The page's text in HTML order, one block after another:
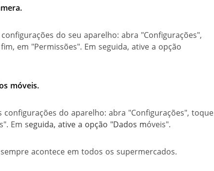
do seu aparelho: abra "Configurações",
em "Permissões". Em seguida, ative a opção
móveis.
do aparelho: abra "Configurações", toque
Em seguida, ative a opção "Dados móveis".
acontece em todos os supermercados.